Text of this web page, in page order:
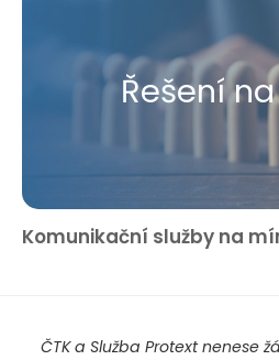
Řešení
Komunikační služby na
ČTK a Služba Protext nenese